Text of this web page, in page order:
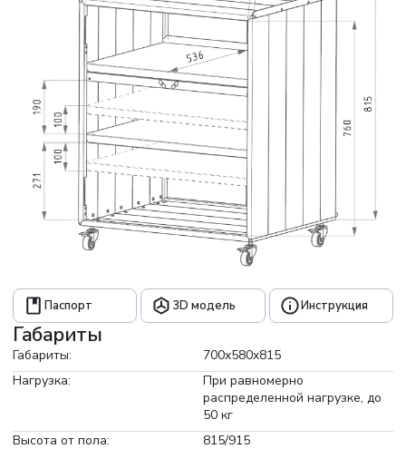
Паспорт 3D модель Инструкция
Габариты
Габариты:
700x580x815
Нагрузка:
При равномерно
распределенной нагрузке, до
50 кг
Высота от пола:
815/915